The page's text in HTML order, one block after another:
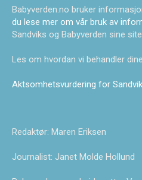
Babyverden.no bruker
du lese mer om vår bruk av
Sandviks og Babyverden sine
Les om hvordan vi behandler dine
Aktsomhetsvurdering for
Redaktør: Maren Eriksen
Journalist: Janet Molde Hollund